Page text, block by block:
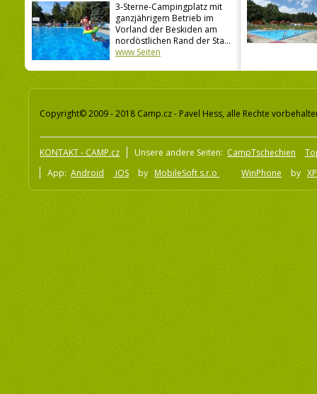
3-Sterne-Campingplatz mit
ganzjährigem Betrieb im
Vorland der Beskiden am
nordöstlichen Rand der Sta...
www Seiten
Copyright© 2009 - 2018 Camp.cz - Pavel Hess, alle Rechte
KONTAKT - CAMP.cz Unsere andere Seiten: CampTschechien
App: Android iOS by MobileSoft s.r.o WinPhone by